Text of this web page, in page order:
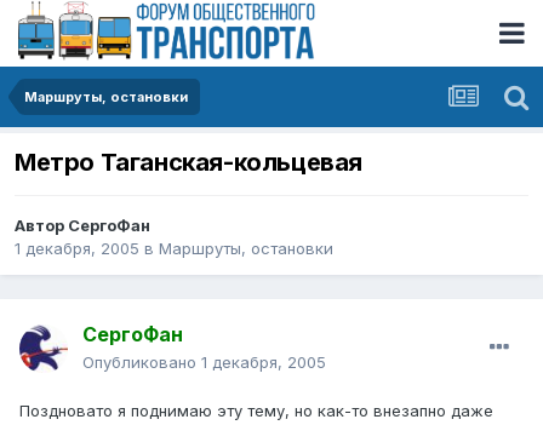
Маршруты, остановки
Метро Таганская-кольцевая
Автор СергоФан
1 декабря, 2005 в Маршруты, остановки
СергоФан
Опубликовано 1 декабря, 2005
Поздновато я поднимаю эту тему, но как-то внезапно даже